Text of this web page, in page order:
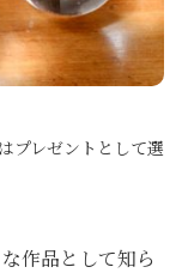
プレゼントとして選
な作品として知ら